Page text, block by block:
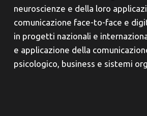
neuroscienze e della loro
comunicazione face-to-face e
in progetti nazionali e
e applicazione della
psicologico, business e sistemi